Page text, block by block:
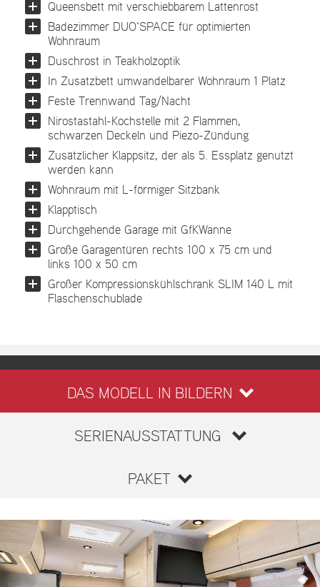
Queensbett mit verschiebbarem Lattenrost
Badezimmer DUO'SPACE für optimierten
Wohnraum
Duschrost in Teakholzoptik
In Zusatzbett umwandelbarer Wohnraum 1 Platz
Feste Trennwand Tag/Nacht
Nirostastahl-Kochstelle mit 2 Flammen,
schwarzen Deckeln und Piezo-Zündung
Zusätzlicher Klappsitz, der als 5. Essplatz genutzt
werden kann
Wohnraum mit L-förmiger Sitzbank
Klapptisch
Durchgehende Garage mit GfKWanne
Große Garagentüren rechts 100 x 75 cm und
links 100 x 50 cm
Großer Kompressionskühlschrank SLIM 140 L mit
Flaschenschublade
DAS MODELL IN BILDERN
SERIENAUSSTATTUNG
PAKET